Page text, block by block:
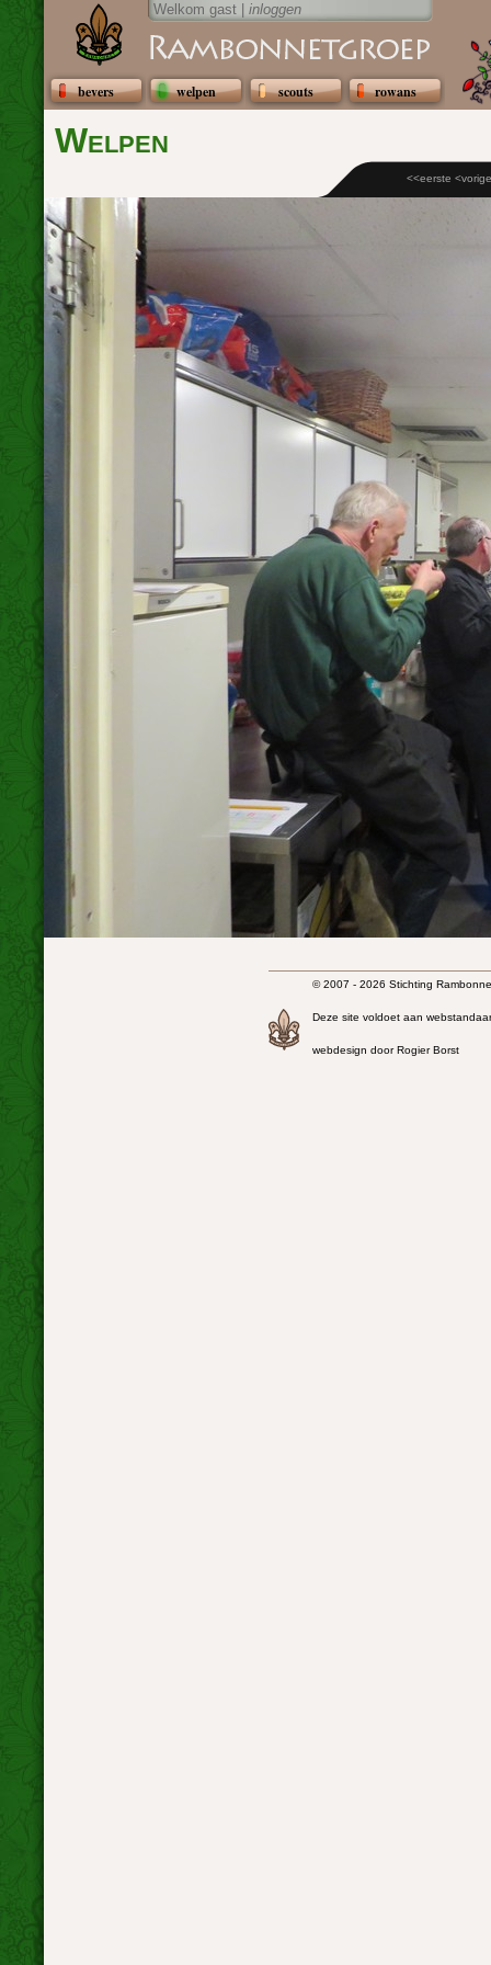
Welkom gast | inloggen
bevers welpen scouts rowans
Welpen
<<eerste <vorige
© 2007 - 2026 Stichting
Deze site voldoet aan
webdesign door Rogier Borst